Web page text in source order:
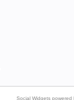
Social Widgets powered